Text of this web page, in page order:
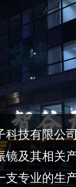
限公司
镜及其相关
支专业的生